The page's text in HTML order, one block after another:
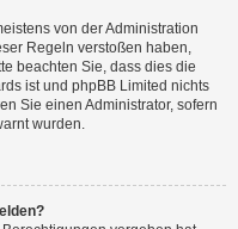
von der Administration
Regeln verstoßen haben,
beachten Sie, dass dies die
ist und phpBB Limited nichts
Sie einen Administrator, sofern
wurden.